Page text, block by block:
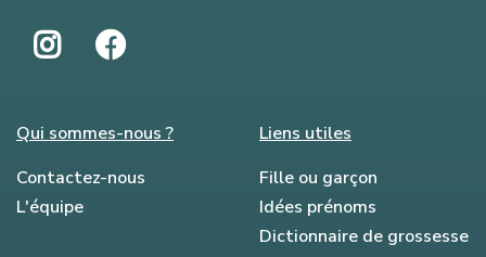
Qui sommes-nous ?
Contactez-nous
L'équipe
Liens utiles
Fille ou garçon
Idées prénoms
Dictionnaire de grossesse